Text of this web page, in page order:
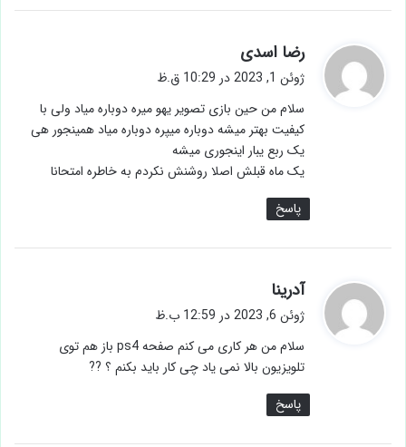
رضا اسدی
ف
:
ژوئن 1, 2023 در 10:29 ق.ظ
سلام من حین بازی تصویر یهو میره دوباره میاد ولی با
کیفیت بهتر میشه دوباره میپره دوباره میاد همینجور هی
یک ربع یبار اینجوری میشه
یک ماه قبلش اصلا روشنش نکردم به خاطره امتحانا
پاسخ
آدرینا
ف
:
ژوئن 6, 2023 در 12:59 ب.ظ
سلام من هر کاری می کنم صفحه ps4 باز هم توی
تلویزیون بالا نمی یاد چی کار باید بکنم ؟ ??
پاسخ